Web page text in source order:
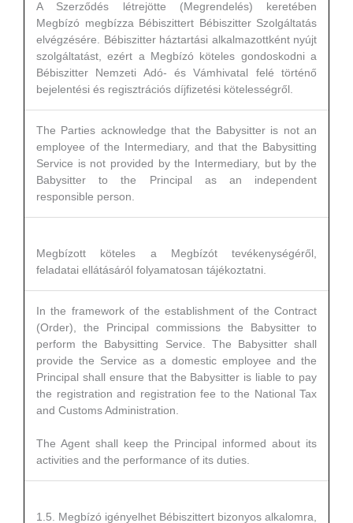
A Szerződés létrejötte (Megrendelés) keretében
Megbízó megbízza Bébiszittert Bébiszitter Szolgáltatás
elvégzésére. Bébiszitter háztartási alkalmazottként nyújt
szolgáltatást, ezért a Megbízó köteles gondoskodni a
Bébiszitter Nemzeti Adó- és Vámhivatal felé történő
bejelentési és regisztrációs díjfizetési kötelességről.
The Parties acknowledge that the Babysitter is not an
employee of the Intermediary, and that the Babysitting
Service is not provided by the Intermediary, but by the
Babysitter to the Principal as an independent
responsible person.
Megbízott köteles a Megbízót tevékenységéről,
feladatai ellátásáról folyamatosan tájékoztatni.
In the framework of the establishment of the Contract
(Order), the Principal commissions the Babysitter to
perform the Babysitting Service. The Babysitter shall
provide the Service as a domestic employee and the
Principal shall ensure that the Babysitter is liable to pay
the registration and registration fee to the National Tax
and Customs Administration.
The Agent shall keep the Principal informed about its
activities and the performance of its duties.
1.5. Megbízó igényelhet Bébiszittert bizonyos alkalomra,